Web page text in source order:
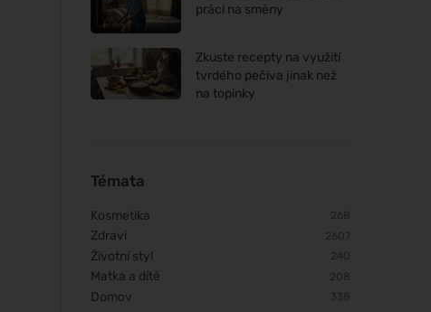
práci na směny
Zkuste recepty na využití
tvrdého pečiva jinak než
na topinky
Témata
Kosmetika 268
Zdraví 2607
Životní styl 240
Matka a dítě 208
Domov 338